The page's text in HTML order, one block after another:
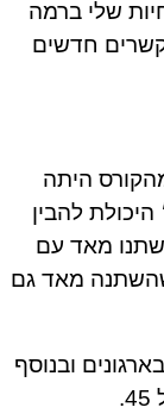
שלי ברמה
חדשים
היתה
להבין
מאד עם
מאד גם
ובנוסף